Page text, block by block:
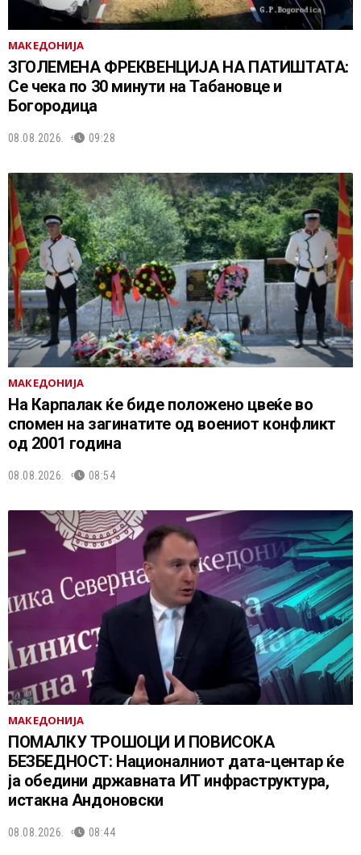
МАКЕДОНИЈА
ЗГОЛЕМЕНА ФРЕКВЕНЦИЈА НА ПАТИШТАТА:
Се чека по 30 минути на Табановце и
Богородица
08.08.2026. 09:28
МАКЕДОНИЈА
На Карпалак ќе биде положено цвеќе во
спомен на загинатите од воениот конфликт
од 2001 година
08.08.2026. 08:54
МАКЕДОНИЈА
ПОМАЛКУ ТРОШОЦИ И ПОВИСОКА
БЕЗБЕДНОСТ: Националниот дата-центар ќе
ја обедини државната ИТ инфраструктура,
истакна Андоновски
08.08.2026. 08:44